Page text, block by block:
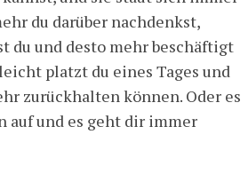
du darüber nachdenkst,
du und desto mehr beschäftigt
platzt du eines Tages und
zurückhalten können. Oder es
auf und es geht dir immer